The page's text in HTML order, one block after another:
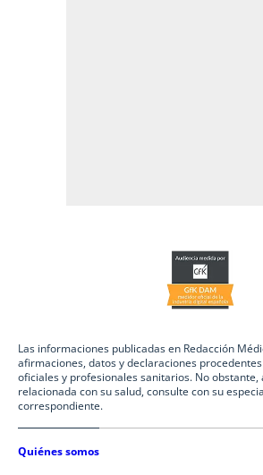
Las informaciones publicadas en Redacción
afirmaciones, datos y declaraciones
oficiales y profesionales sanitarios. No obstante,
relacionada con su salud, consulte con su
correspondiente.
Quiénes somos